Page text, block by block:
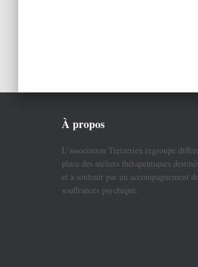
À propos
L’association Treizerien regroupe
place des ateliers thérapeutiques
et à soutenir par un accompagnement
souffrances psychique.